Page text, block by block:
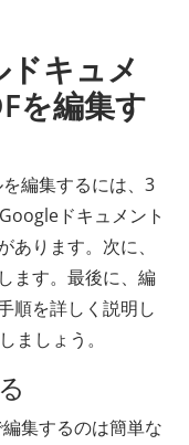
キュメ
を編集す
編集するには、3
ドキュメント
ります。次に、
ます。最後に、編
順を詳しく説明し
ましょう。
集するのは簡単な